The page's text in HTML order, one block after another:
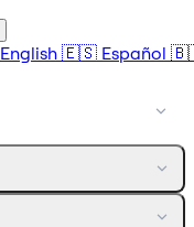
English 🇪🇸 Español